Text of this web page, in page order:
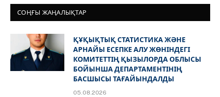
СОҢҒЫ ЖАҢАЛЫҚТАР
ҚҰҚЫҚТЫҚ СТАТИСТИКА ЖӘНЕ
АРНАЙЫ ЕСЕПКЕ АЛУ ЖӨНІНДЕГІ
КОМИТЕТТІҢ ҚЫЗЫЛОРДА ОБЛЫСЫ
БОЙЫНША ДЕПАРТАМЕНТІНІҢ
БАСШЫСЫ ТАҒАЙЫНДАЛДЫ
05.08.2026